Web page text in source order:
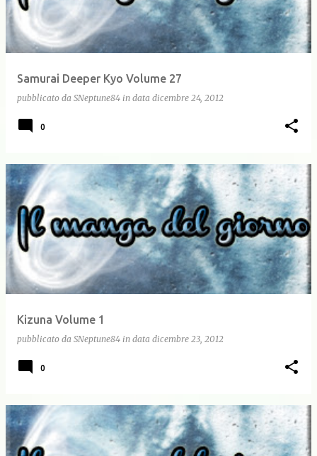
Samurai Deeper Kyo Volume 27
pubblicato da SNeptune84 in data dicembre 24, 2012
0
Kizuna Volume 1
pubblicato da SNeptune84 in data dicembre 23, 2012
0